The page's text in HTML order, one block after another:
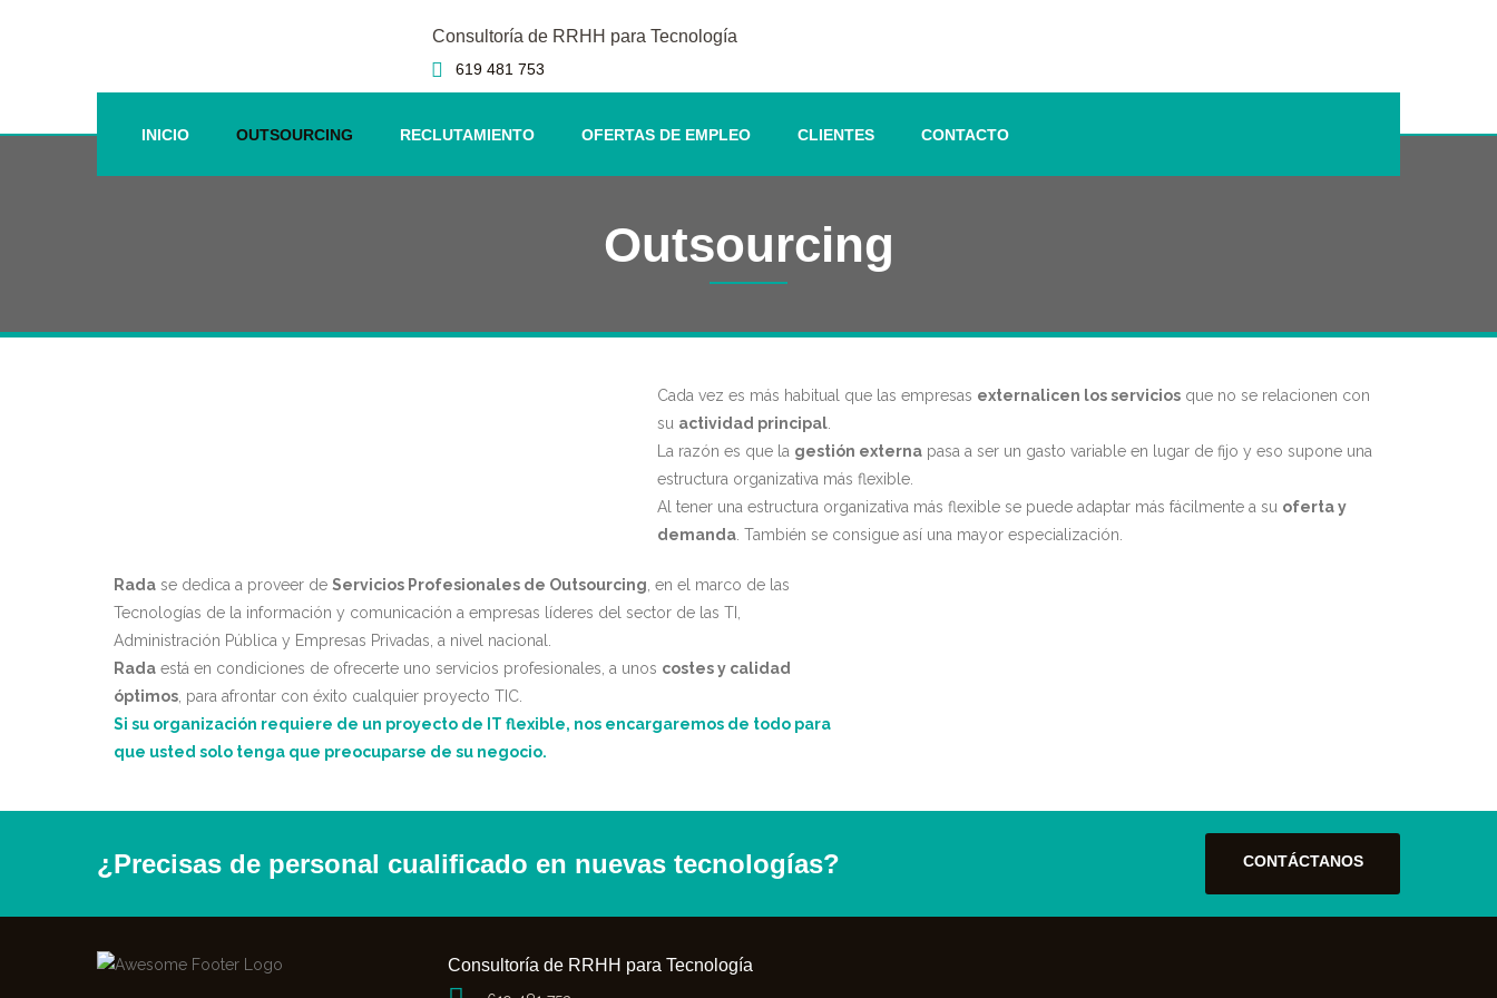
Consultoría de RRHH para Tecnología
619 481 753
INICIO OUTSOURCING RECLUTAMIENTO OFERTAS DE EMPLEO CLIENTES CONTACTO
Outsourcing
Cada vez es más habitual que las empresas externalicen los serviciosque no se relacionen con
su actividad principal.
La razón es que la gestión externapasa a ser un gasto variable en lugar de fijo y eso supone una
estructura organizativa más flexible.
Al tener una estructura organizativa más flexible se puede adaptar más fácilmente a su oferta y
demanda. También se consigue así una mayor especialización.
Rada se dedica a proveer de Servicios Profesionales de Outsourcing , en el marco de las
Tecnologías de la información y comunicación a empresas líderes del sector de las TI,
Administración Pública y Empresas Privadas, a nivel nacional.
Rada está en condiciones de ofrecerte uno servicios profesionales, a unos costes y calidad
óptimos , para afrontar con éxito cualquier proyecto TIC.
Si su organización requiere de un proyecto de IT flexible, nos encargaremos de todo para
que usted solo tenga que preocuparse de su negocio.
¿Precisas de personal cualificado en nuevas tecnologías? CONTÁCTANOS
Consultoría de RRHH para Tecnología